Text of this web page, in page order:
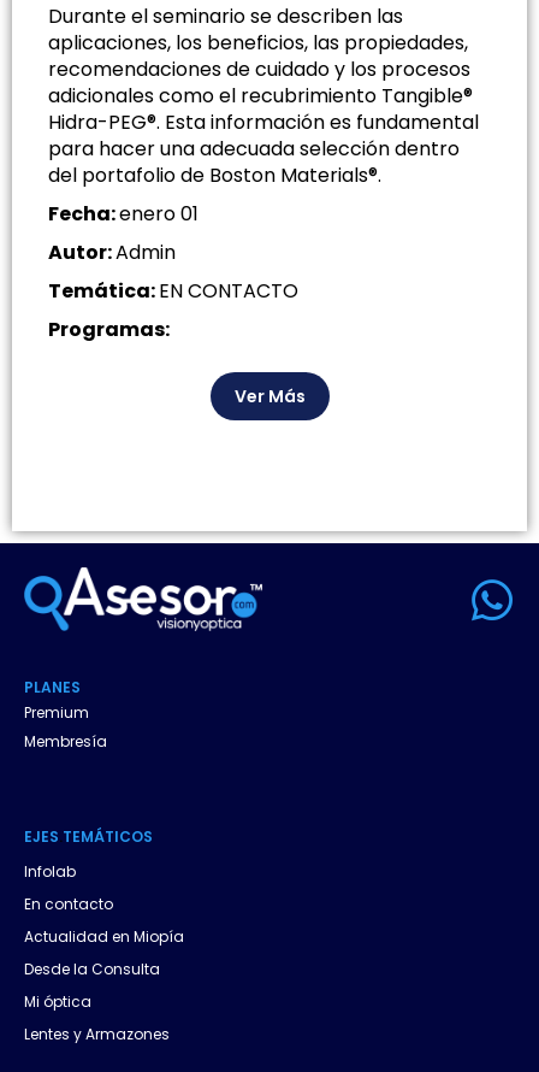
Durante el seminario se describen las
aplicaciones, los beneficios, las propiedades,
recomendaciones de cuidado y los procesos
adicionales como el recubrimiento Tangible®
Hidra-PEG®. Esta información es fundamental
para hacer una adecuada selección dentro
del portafolio de Boston Materials®.
Fecha:enero 01
Autor:Admin
Temática:EN CONTACTO
Programas:
Ver Más
W
h
PLANES
Premium
Membresía
EJES.TEMÁTICOS
Infolab
En contacto
Actualidad en Miopía
Desde la Consulta
Mi óptica
Lentes y Armazones